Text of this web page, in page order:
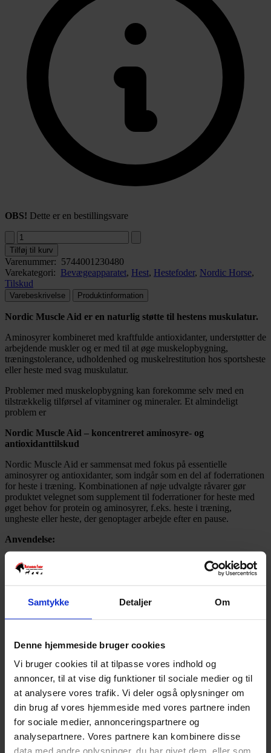
Samtykke Detaljer Om
Denne hjemmeside bruger cookies
Vi bruger cookies til at tilpasse vores indhold og
annoncer, til at vise dig funktioner til sociale medier og til
at analysere vores trafik. Vi deler også oplysninger om
din brug af vores hjemmeside med vores partnere inden
for sociale medier, annonceringspartnere og
analysepartnere. Vores partnere kan kombinere disse
data med andre oplysninger, du har givet dem, eller som
OBS! Dette er en bestillingsvare
Tilføj til kurv
Varenummer: 5744001230480
Varekategori: Bevægeapparatet, Hest, Hestefoder, Nordic Horse,
Tilskud
Varebeskrivelse Produktinformation
Nordic Muscle Aid er en naturlig støtte til hestens muskulatur.
Aminosyrer kombineret med kraftfulde antioxidanter, understøtter de
arbejdende muskler og er med til at øge muskelopbygning,
træningstolerance, udholdenhed og muskelrestitution hos sportsheste
eller heste med svag muskulatur.
Problemer med muskelopbygning kan forekomme selv med en
tilstrækkelig tilførsel af vitaminer og mineraler. Et almindeligt
problem er
Nordic Muscle Aid – koncentreret aminosyre- og
antioxidanttilskud
Nordic Muscle Aid er sammensat med fokus på essentielle
aminosyrer og antioxidanter, som indgår som en del af foderrationen
for heste i træning. Kombinationen af nøje udvalgte råvarer gør
produktet velegnet som supplement til foderrationer for heste med
øget behov for protein og aminosyrer, f.eks. heste i træning,
ungheste eller heste, der genoptager arbejde efter en pause.
Anvendelse:
Heste med behov for ekstra aminosyrer
Nordic Horses foderanvisning:
Daglig støtte: 5–10 g pr. 100 kg hest pr. dag
I perioder med øget træningsintensitet: 10–15 g pr. 100 kg
hest pr. dag
Fordeles over alle fodringer. Kontakt os ved behov for
vejledning.
Ved øget behov: 10-20 g pr. 100 kg hest pr. dag. Kontakt os
for vejledning.